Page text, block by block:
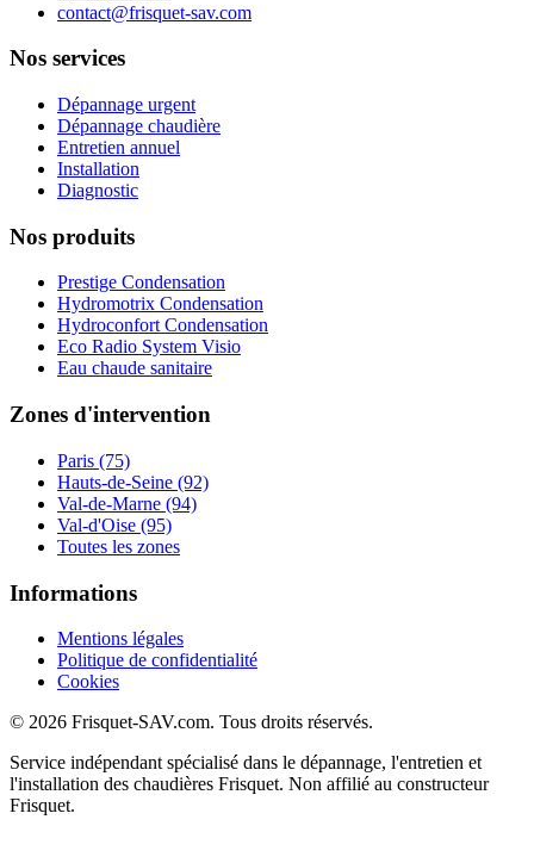
contact@frisquet-sav.com
Nos services
Dépannage urgent
Dépannage chaudière
Entretien annuel
Installation
Diagnostic
Nos produits
Prestige Condensation
Hydromotrix Condensation
Hydroconfort Condensation
Eco Radio System Visio
Eau chaude sanitaire
Zones d'intervention
Paris (75)
Hauts-de-Seine (92)
Val-de-Marne (94)
Val-d'Oise (95)
Toutes les zones
Informations
Mentions légales
Politique de confidentialité
Cookies
© 2026 Frisquet-SAV.com. Tous droits réservés.
Service indépendant spécialisé dans le dépannage, l'entretien et
l'installation des chaudières Frisquet. Non affilié au constructeur
Frisquet.